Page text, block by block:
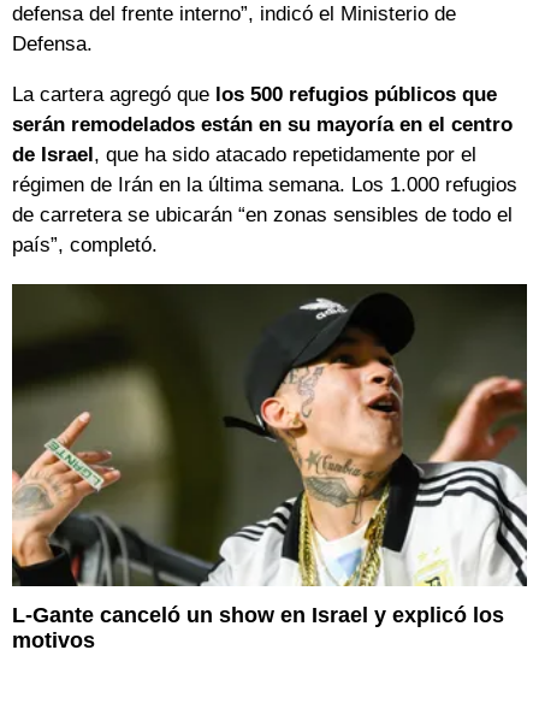
defensa del frente interno”, indicó el Ministerio de
Defensa.
La cartera agregó que los 500 refugios públicos que
serán remodelados están en su mayoría en el centro
de Israel, que ha sido atacado repetidamente por el
régimen de Irán en la última semana. Los 1.000 refugios
de carretera se ubicarán “en zonas sensibles de todo el
país”, completó.
L-Gante canceló un show en Israel y explicó los
motivos